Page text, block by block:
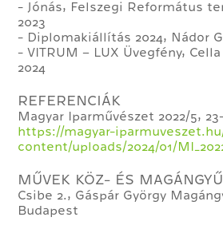
- Jónás, Felszegi Református
2023
- Diplomakiállítás 2024, Nádor
- VITRUM – LUX Üvegfény,
2024
REFERENCIÁK
Magyar Iparművészet 2022/5,
https://magyar-
content/uploads/2024/01/
MŰVEK KÖZ- ÉS
Csibe 2., Gáspár György
Budapest